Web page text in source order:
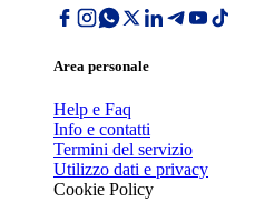
Area personale
Help e Faq
Info e contatti
Termini del servizio
Utilizzo dati e privacy
Cookie Policy